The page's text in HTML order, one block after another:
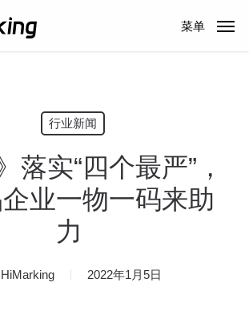
菜单
行业新闻
落实“四个最严”，
业一物一码来助
力
HiMarking 2022年1月5日